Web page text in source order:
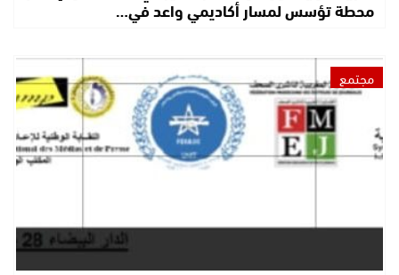
محطة تؤسس لمسار أكاديمي واعد في…
مجتمع